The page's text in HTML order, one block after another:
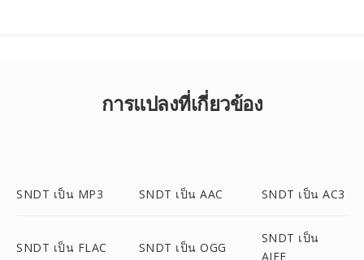
การแปลงที่เกี่ยวข้อง
SNDT เป็น MP3 SNDT เป็น AAC SNDT เป็น AC3
SNDT เป็น FLAC SNDT เป็น OGG
SNDT เป็น
AIFF